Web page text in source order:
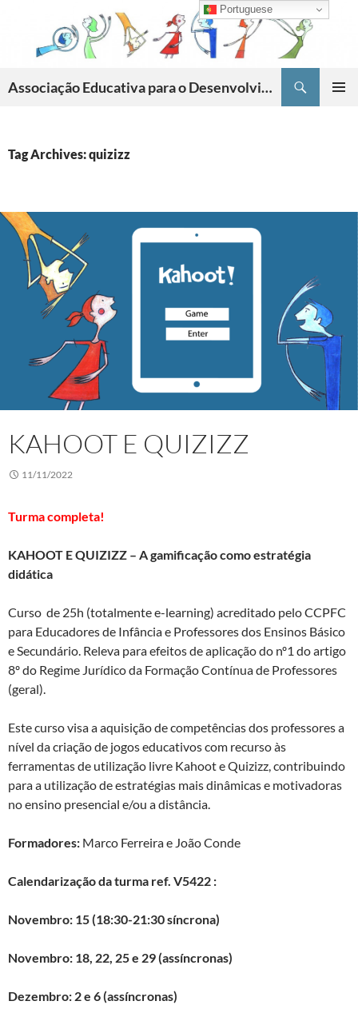
content
Associação Educativa para o Desenvolvimento da Criatividade
Tag Archives: quizizz
KAHOOT E QUIZIZZ
11/11/2022
Turma completa!
KAHOOT E QUIZIZZ – A gamificação como estratégia
didática
Curso de 25h (totalmente e-learning) acreditado pelo CCPFC
para Educadores de Infância e Professores dos Ensinos Básico
e Secundário. Releva para efeitos de aplicação do nº1 do artigo
8º do Regime Jurídico da Formação Contínua de Professores
(geral).
Este curso visa a aquisição de competências dos professores a
nível da criação de jogos educativos com recurso às
ferramentas de utilização livre Kahoot e Quizizz, contribuindo
para a utilização de estratégias mais dinâmicas e motivadoras
no ensino presencial e/ou a distância.
Formadores: Marco Ferreira e João Conde
Calendarização da turma ref. V5422 :
Novembro: 15 (18:30-21:30 síncrona)
Novembro: 18, 22, 25 e 29 (assíncronas)
Dezembro: 2 e 6 (assíncronas)
Portuguese